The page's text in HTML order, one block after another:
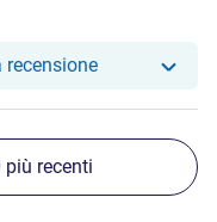
Il nostro hotel
più recenti